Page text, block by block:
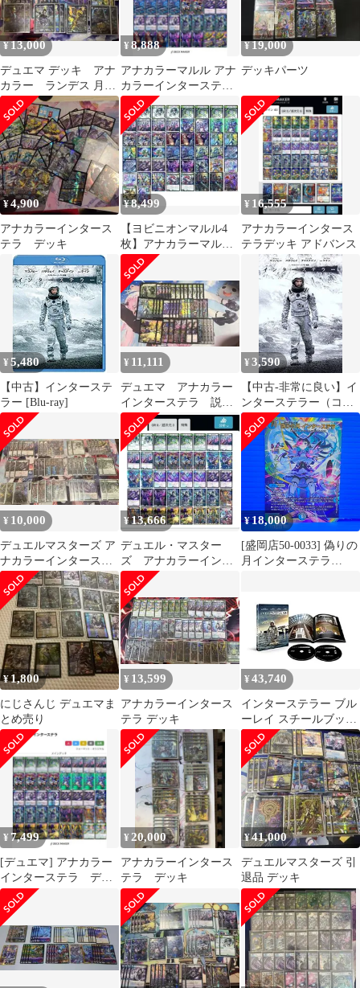
¥13,000
デュエマ デッキ アナ
カラー ランデス 月ノ
美兎 インターステラ
¥8,888
アナカラーマルル アナ
カラーインターステラ
デュエマ デッキ
¥19,000
デッキパーツ
¥4,900
アナカラーインタース
テラ デッキ
¥8,499
【ヨビニオンマルル4
枚】アナカラーマルル
デッキ+インターステラ
マルル用パーツ
¥ 16,555
アナカラーインタース
テラデッキ アドバンス
¥5,480
【中古】インターステ
ラー [Blu-ray]
¥ 11,111
デュエマ アナカラー
インターステラ 説明
欄にリスト記載
¥3,590
【中古-非常に良い】イ
ンターステラー（コン
ビニ限定商品）
¥ 10,000
デュエルマスターズ ア
ナカラーインターステ
ラ デッキ
¥13,666
デュエル・マスター
ズ アナカラーインタ
ーステラ デッキ ガ
チ構築
¥18,000
[盛岡店50-0033] 偽りの
月インターステラ
ト 月ノ美兎[中古/パケ]
¥1,800
にじさんじ デュエマま
とめ売り
¥ 13,599
アナカラーインタース
テラ デッキ
¥43,740
インターステラー ブル
ーレイ スチールブック
仕様(2枚組/デジタルコ
ピー付) [Blu-ray]
¥ 7,499
[デュエマ] アナカラー
インターステラ デッ
キ
¥20,000
アナカラーインタース
テラ デッキ
¥41,000
デュエルマスターズ 引
退品 デッキ